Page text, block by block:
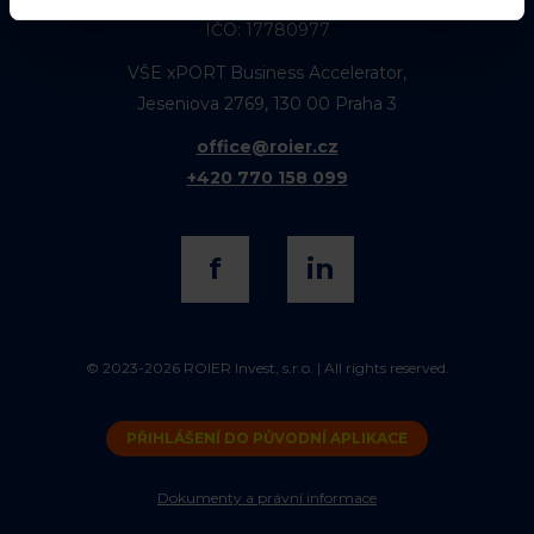
IČO: 17780977
VŠE xPORT Business Accelerator,
Jeseniova 2769, 130 00 Praha 3
office@roier.cz
+420 770 158 099
f in
© 2023-2026 ROIER Invest, s.r.o. | All rights reserved.
PŘIHLÁŠENÍ DO PŮVODNÍ APLIKACE
Dokumenty a právní informace